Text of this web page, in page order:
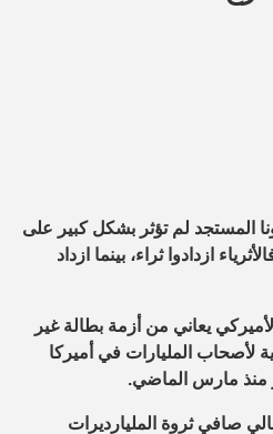
المستجد لم تؤثر بشكل كبير على
ازدادوا ثراء، بينما ازداد
يعاني من أزمة بطالة غير
لأصحاب المليارات في أميركا
صافي ثروة المليارديرات